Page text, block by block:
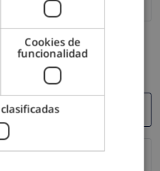
e-mail no funcione
Cookies de
funcionalidad